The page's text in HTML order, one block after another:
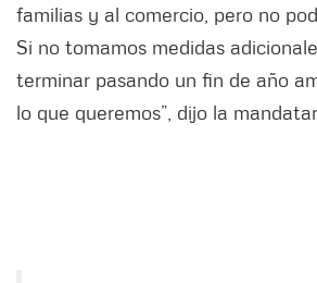
familias y al comercio, pero no
Si no tomamos medidas
terminar pasando un fin de año
lo que queremos”, dijo la